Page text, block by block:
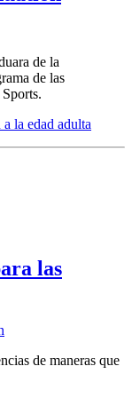
de la
de las
la edad adulta
las
de maneras que